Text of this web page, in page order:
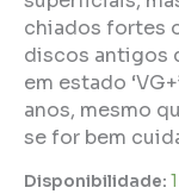
chiados fortes
discos antigos
em estado
anos, mesmo
se for bem
Disponibilidade: